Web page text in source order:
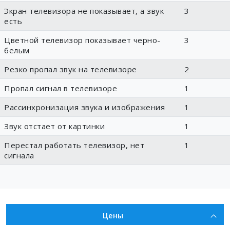
Экран телевизора не показывает, а звук
есть
3
Цветной телевизор показывает черно-
белым
3
Резко пропал звук на телевизоре
2
Пропал сигнал в телевизоре
1
Рассинхронизация звука и изображения
1
Звук отстает от картинки
1
Перестал работать телевизор, нет
сигнала
1
Цены